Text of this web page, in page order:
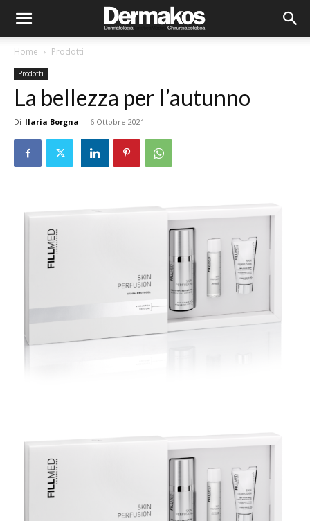
Home Prodotti
Prodotti
La bellezza per l’autunno
Di Ilaria Borgna - 6 Ottobre 2021